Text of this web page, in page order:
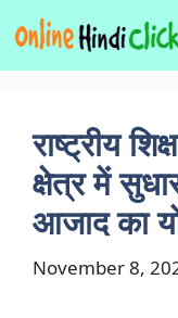
to
content
राष्ट्रीय
क्षेत्र में
आजाद का
November 8,